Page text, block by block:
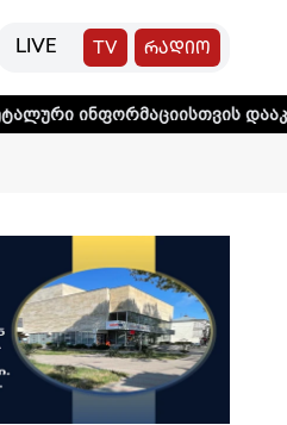
LIVE TV რადიო
დააკლიკეთ ლინკს